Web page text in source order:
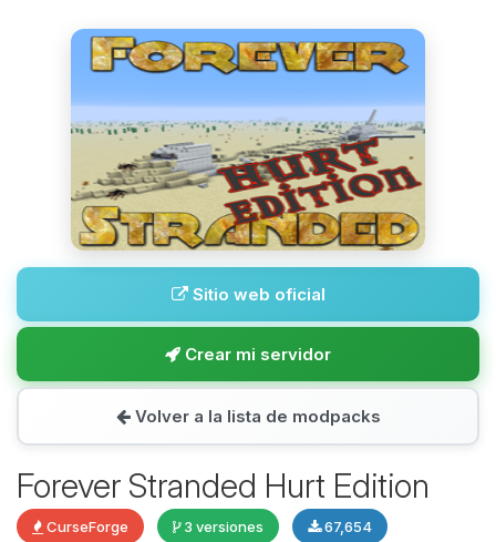
Sitio web oficial
Crear mi servidor
Volver a la lista de modpacks
Forever Stranded Hurt Edition
CurseForge 3 versiones 67,654